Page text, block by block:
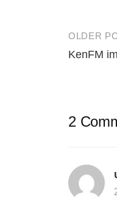
Post
OLDER
KenFM
2